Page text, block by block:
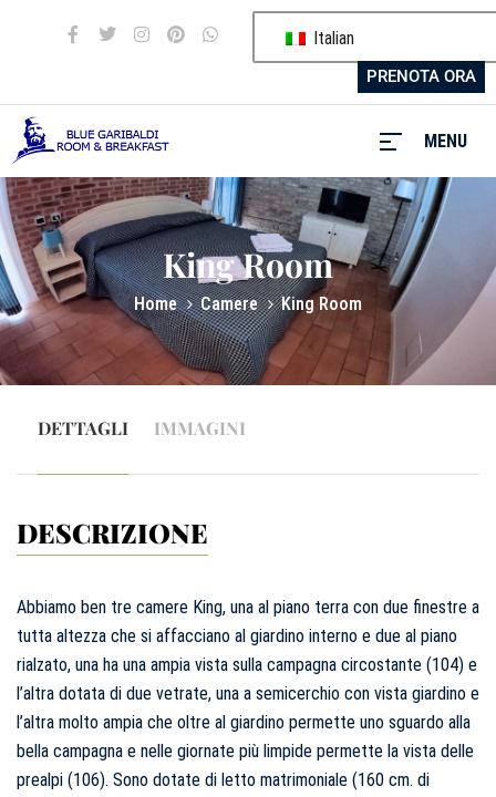
Italian
PRENOTA ORA
MENU
MENU
Blue
Garibaldi
nostri
Arrivo
10 AGOSTO 2026
lunedì
Partenza
King Room
Home Camere King Room
DETTAGLI IMMAGINI
DESCRIZIONE
Abbiamo ben tre camere King, una al piano terra con due finestre a
tutta altezza che si affacciano al giardino interno e due al piano
rialzato, una ha una ampia vista sulla campagna circostante (104) e
l’altra dotata di due vetrate, una a semicerchio con vista giardino e
l’altra molto ampia che oltre al giardino permette uno sguardo alla
bella campagna e nelle giornate più limpide permette la vista delle
prealpi (106). Sono dotate di letto matrimoniale (160 cm. di